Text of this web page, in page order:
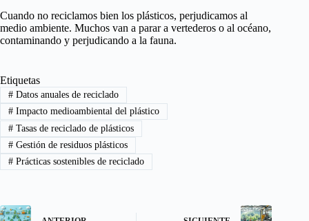
Cuando no reciclamos bien los plásticos, perjudicamos al
medio ambiente. Muchos van a parar a vertederos o al océano,
contaminando y perjudicando a la fauna.
Etiquetas
#Datos anuales de reciclado
#Impacto medioambiental del plástico
#Tasas de reciclado de plásticos
#Gestión de residuos plásticos
#Prácticas sostenibles de reciclado